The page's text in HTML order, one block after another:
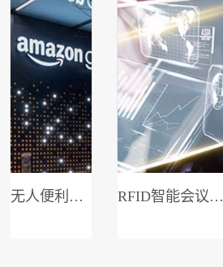
无人便利店系统 RFID智能会议签到系统